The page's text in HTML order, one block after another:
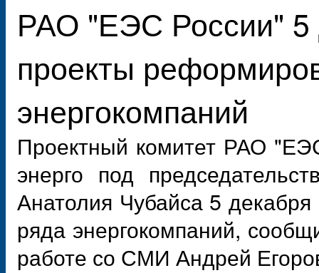
РАО "ЕЭС России" 5
проекты
энергокомпаний
Проектный комитет РАО
энерго под
Анатолия Чубайса 5
ряда энергокомпаний,
работе со СМИ Андрей